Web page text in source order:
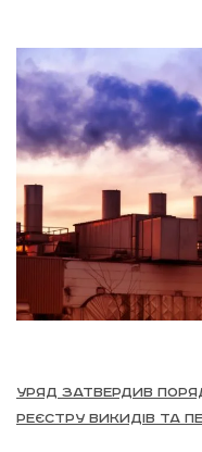
Уряд затвердив
реєстру викидів та